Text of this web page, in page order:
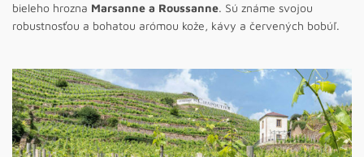
bieleho hrozna Marsanne a Roussanne. Sú známe svojou
robustnosťou a bohatou arómou kože, kávy a červených bobúľ.